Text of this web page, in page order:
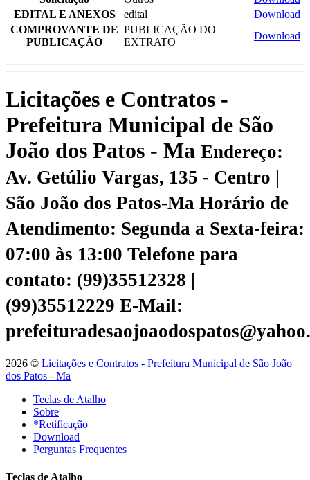
EDITAL E ANEXOS
edital
Download
COMPROVANTE DE
PUBLICAÇÃO
PUBLICAÇÃO DO
EXTRATO
Download
Licitações e Contratos -
Prefeitura Municipal de São
João dos Patos - Ma Endereço:
Av. Getúlio Vargas, 135 - Centro |
São João dos Patos-Ma Horário de
Atendimento: Segunda a Sexta-feira:
07:00 às 13:00 Telefone para
contato: (99)35512328 |
(99)35512229 E-Mail:
2026 © Licitações e Contratos - Prefeitura Municipal de São João
dos Patos - Ma
Teclas de Atalho
Sobre
*Retificação
Download
Perguntas Frequentes
Teclas de Atalho